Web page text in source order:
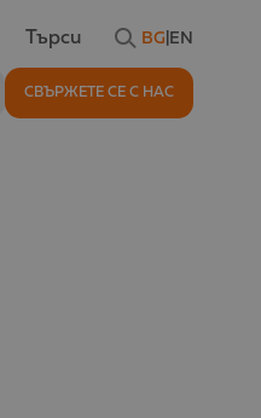
BG EN
СВЪРЖЕТЕ СЕ С НАС